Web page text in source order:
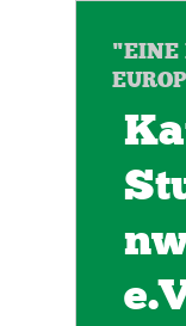
"EINE